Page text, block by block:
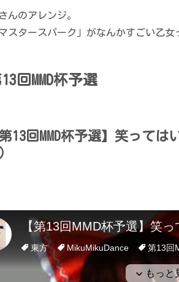
んのアレンジ。
マスタースパーク」がなんかすごい乙女
回MMD杯予選
第13回MMD杯予選】笑って